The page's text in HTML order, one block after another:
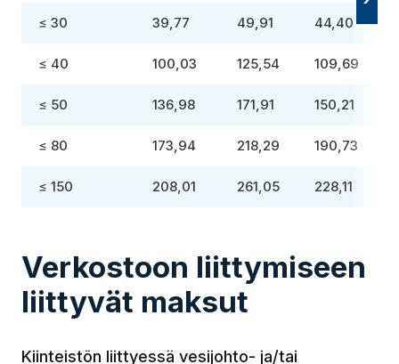
≤ 30 39,77 49,91 44,40
≤ 40 100,03 125,54 109,69
≤ 50 136,98 171,91 150,21
≤ 80 173,94 218,29 190,73
≤ 150 208,01 261,05 228,11
Verkostoon liittymiseen
liittyvät maksut
Kiinteistön liittyessä vesijohto- ja/tai